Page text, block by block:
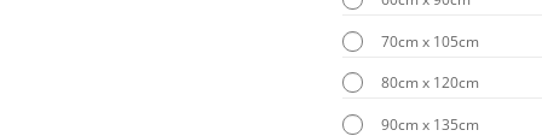
70cm x 105cm
80cm x 120cm
90cm x 135cm